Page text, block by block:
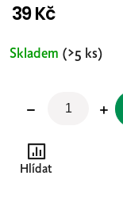
39 Kč
Měrná
Skladem (>5 ks)
Hlídat